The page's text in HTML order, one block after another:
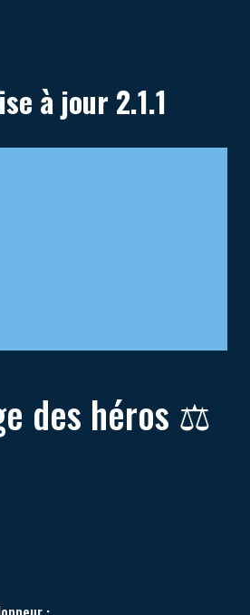
à jour 2.1.1
des héros ⚖️